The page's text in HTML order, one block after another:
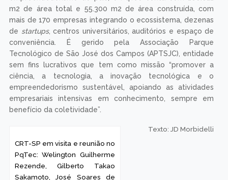
m2 de área total e 55.300 m2 de área construída, com
mais de 170 empresas integrando o ecossistema, dezenas
de startups, centros universitários, auditórios e espaço de
conveniência. É gerido pela Associação Parque
Tecnológico de São José dos Campos (APTSJC), entidade
sem fins lucrativos que tem como missão “promover a
ciência, a tecnologia, a inovação tecnológica e o
empreendedorismo sustentável, apoiando as atividades
empresariais intensivas em conhecimento, sempre em
benefício da coletividade”.
CRT-SP em visita e reunião no
PqTec: Welington Guilherme
Rezende, Gilberto Takao
Sakamoto, José Soares de
Texto: JD Morbidelli